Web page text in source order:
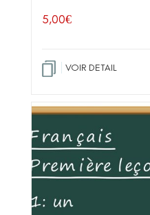
5,00€
VOIR DETAIL